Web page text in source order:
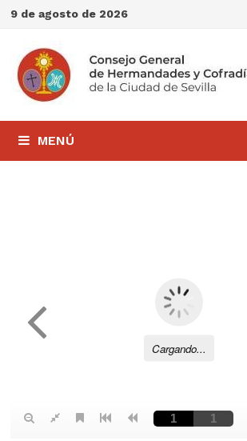
Saltar
contenido
9 de agosto de 2026
MENÚ